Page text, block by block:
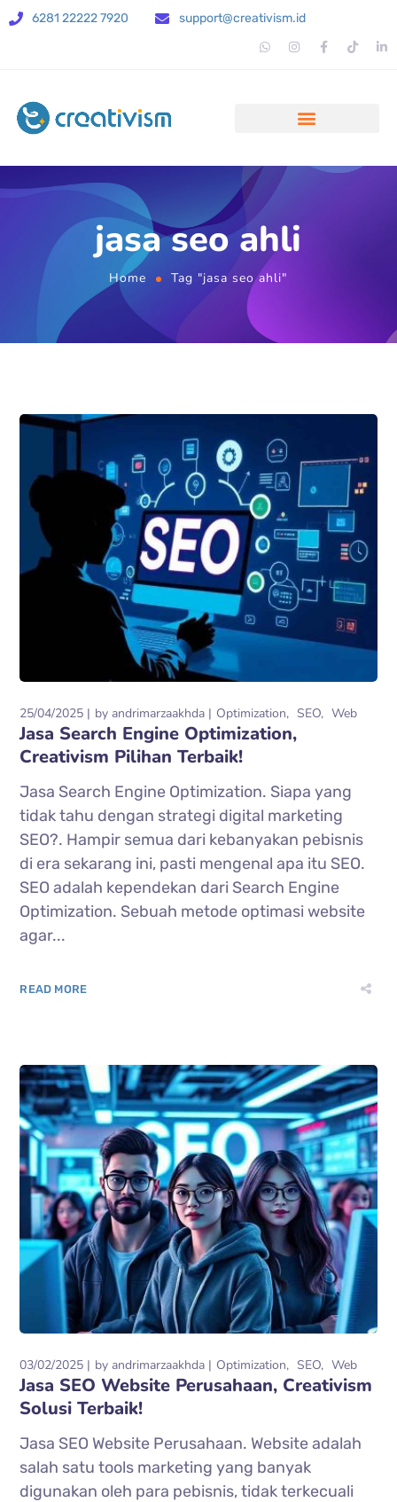
6281 22222 7920 support@creativism.id
jasa seo ahli
Home Tag "jasa seo ahli"
25/04/2025 by andrimarzaakhda Optimization SEO Web
Jasa Search Engine Optimization,
Creativism Pilihan Terbaik!
Jasa Search Engine Optimization. Siapa yang
tidak tahu dengan strategi digital marketing
SEO?. Hampir semua dari kebanyakan pebisnis
di era sekarang ini, pasti mengenal apa itu SEO.
SEO adalah kependekan dari Search Engine
Optimization. Sebuah metode optimasi website
agar...
READ MORE
03/02/2025 by andrimarzaakhda Optimization SEO Web
Jasa SEO Website Perusahaan, Creativism
Solusi Terbaik!
Jasa SEO Website Perusahaan. Website adalah
salah satu tools marketing yang banyak
digunakan oleh para pebisnis, tidak terkecuali